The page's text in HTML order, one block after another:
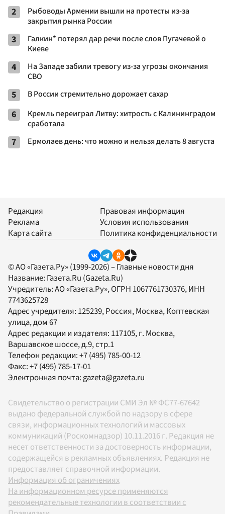
2
Рыбоводы Армении вышли на протесты из-за
закрытия рынка России
3
Галкин* потерял дар речи после слов Пугачевой о
Киеве
4
На Западе забили тревогу из-за угрозы окончания
СВО
5 В России стремительно дорожает сахар
6
Кремль переиграл Литву: хитрость с Калининградом
сработала
7 Ермолаев день: что можно и нельзя делать 8 августа
Редакция
Реклама
Карта сайта
Правовая информация
Условия использования
Политика конфиденциальности
© АО «Газета.Ру» (1999-2026) – Главные новости дня
Название: Газета.Ru (Gazeta.Ru)
Учредитель:АО «Газета.Ру», ОГРН 1067761730376, ИНН
7743625728
Адрес учредителя: 125239, Россия, Москва, Коптевская
улица, дом 67
Адрес редакции и издателя: 117105, г. Москва,
Варшавское шоссе, д.9, стр.1
Телефон редакции:+7 (495) 785-00-12
Факс:+7 (495) 785-17-01
Электронная почта: gazeta@gazeta.ru
Свидетельство о регистрации СМИ Эл № ФС77-67642
выдано федеральной службой по надзору в сфере
связи, информационных технологий и массовых
коммуникаций (Роскомнадзор) 10.11.2016 г. Редакция не
несет ответственности за достоверность информации,
содержащейся в рекламных объявлениях. Редакция не
предоставляет справочной информации.
Информация об ограничениях
На информационном ресурсе применяются
рекомендательные технологии в соответствии с